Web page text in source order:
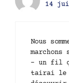
14
Nous
– un fil
tairai le